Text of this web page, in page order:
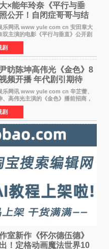
×能年玲奈《平行与垂
公开！自闭症哥哥与结
妹直面未来
网讯 www yule com cn 安田章大
双主演的电影《平行与垂直》公开剧
于8月28日上映。 本片围绕患有自
碍的哥哥大贵（安田章大 饰）与即将
剧
昉陈坤高伟光《金色》8
频开播 年代剧引期待
网讯 www yule com cn 辛芷蕾、
、高伟光主演的《金色》播前招商，
视频开播。这部年代剧汇集了众多实
阵容强大，引发了观众的广泛关
色》
剧
室新作《怀尔德伍德》
！定格动画魔法世界10